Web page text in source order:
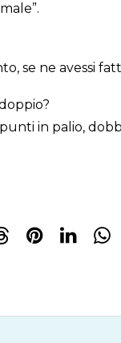
se ne avessi
punti in palio,